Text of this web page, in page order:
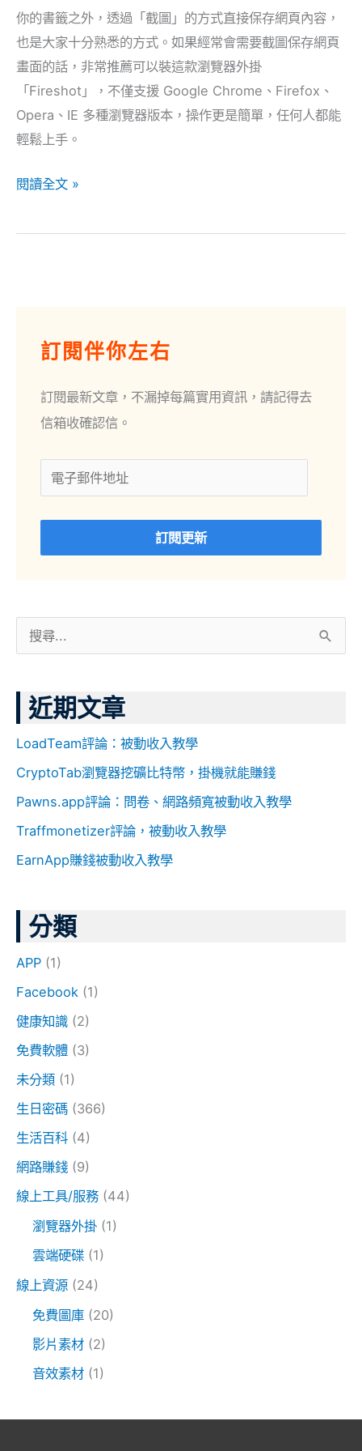
你的書籤之外，透過「截圖」的方式直接保存網頁內容，
也是大家十分熟悉的方式。如果經常會需要截圖保存網頁
畫面的話，非常推薦可以裝這款瀏覽器外掛
「Fireshot」，不僅支援 Google Chrome、Firefox、
Opera、IE 多種瀏覽器版本，操作更是簡單，任何人都能
輕鬆上手。
免
費
幫
你
搞
定！
閱讀全文 »
訂閱伴你左右
訂閱最新文章，不漏掉每篇實用資訊，請記得去
信箱收確認信。
子
件
地
訂閱更新
關
字
:
近期文章
LoadTeam評論：被動收入教學
CryptoTab瀏覽器挖礦比特幣，掛機就能賺錢
Pawns.app評論：問卷、網路頻寬被動收入教學
Traffmonetizer評論，被動收入教學
EarnApp賺錢被動收入教學
分類
APP (1)
Facebook (1)
健康知識 (2)
免費軟體 (3)
未分類 (1)
生日密碼 (366)
生活百科 (4)
網路賺錢 (9)
線上工具/服務 (44)
瀏覽器外掛 (1)
雲端硬碟 (1)
線上資源 (24)
免費圖庫 (20)
影片素材 (2)
音效素材 (1)